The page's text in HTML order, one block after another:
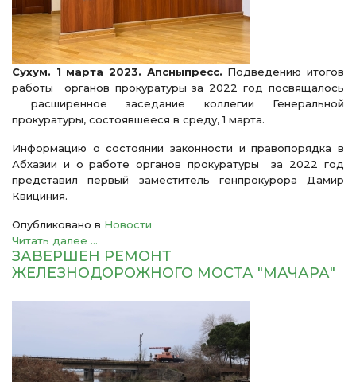
Сухум. 1 марта 2023. Апсныпресс. Подведению итогов
работы органов прокуратуры за 2022 год посвящалось
расширенное заседание коллегии Генеральной
прокуратуры, состоявшееся в среду, 1 марта.
Информацию о состоянии законности и правопорядка в
Абхазии и о работе органов прокуратуры за 2022 год
представил первый заместитель генпрокурора Дамир
Квициния.
Опубликовано в Новости
Читать далее ...
ЗАВЕРШЕН РЕМОНТ
ЖЕЛЕЗНОДОРОЖНОГО МОСТА "МАЧАРА"